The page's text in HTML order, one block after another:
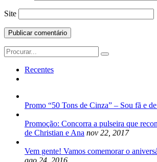
Site
Search
for:
Recentes
Promo “50 Tons de Cinza” – Sou fã e
Promoção: Concorra a pulseira que
de Christian e Ana nov 22, 2017
Vem gente! Vamos comemorar o